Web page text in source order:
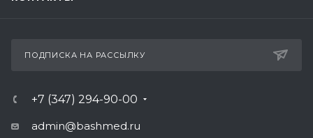
ПОДПИСКА НА РАССЫЛКУ
+7 (347) 294-90-00
admin@bashmed.ru